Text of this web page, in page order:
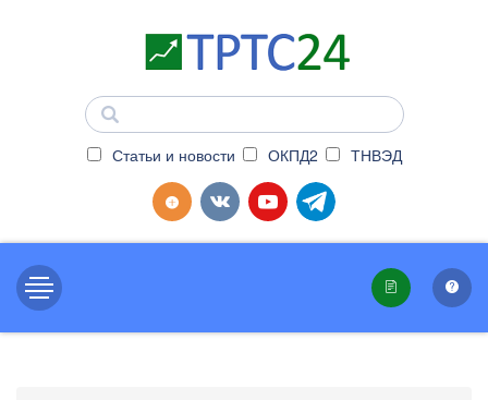
Статьи и новости ОКПД2 ТНВЭД